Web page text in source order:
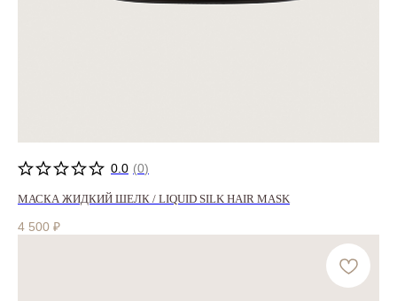
0.0 (0)
МАСКА ЖИДКИЙ ШЕЛК / LIQUID SILK HAIR MASK
4 500 ₽